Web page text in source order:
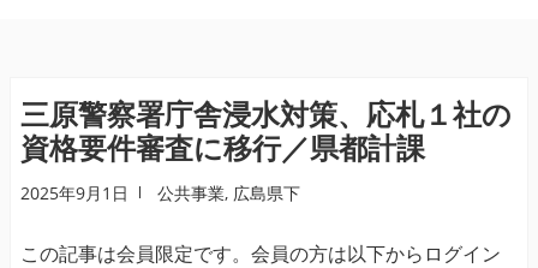
ス
キ
ッ
プ
ッ
プ
三原警察署庁舎浸水対策、応札１社の
資格要件審査に移行／県都計課
2025年9月1日 公共事業, 広島県下
この記事は会員限定です。会員の方は以下からログイン